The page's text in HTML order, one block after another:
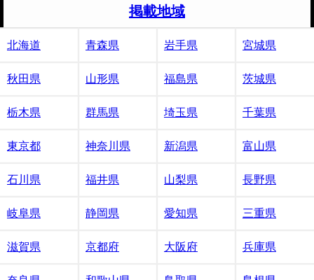
掲載地域
北海道 青森県 岩手県 宮城県
秋田県 山形県 福島県 茨城県
栃木県 群馬県 埼玉県 千葉県
東京都 神奈川県 新潟県 富山県
石川県 福井県 山梨県 長野県
岐阜県 静岡県 愛知県 三重県
滋賀県 京都府 大阪府 兵庫県